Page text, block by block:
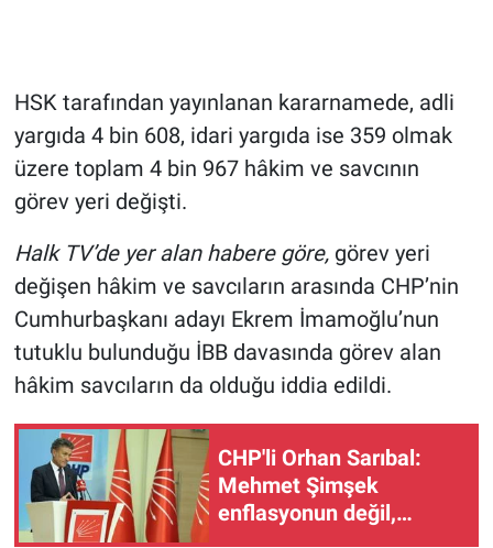
HSK tarafından yayınlanan kararnamede, adli
yargıda 4 bin 608, idari yargıda ise 359 olmak
üzere toplam 4 bin 967 hâkim ve savcının
görev yeri değişti.
Halk TV’de yer alan habere göre,görev yeri
değişen hâkim ve savcıların arasında CHP’nin
Cumhurbaşkanı adayı Ekrem İmamoğlu’nun
tutuklu bulunduğu İBB davasında görev alan
hâkim savcıların da olduğu iddia edildi.
CHP'li Orhan Sarıbal:
Mehmet Şimşek
enflasyonun değil,